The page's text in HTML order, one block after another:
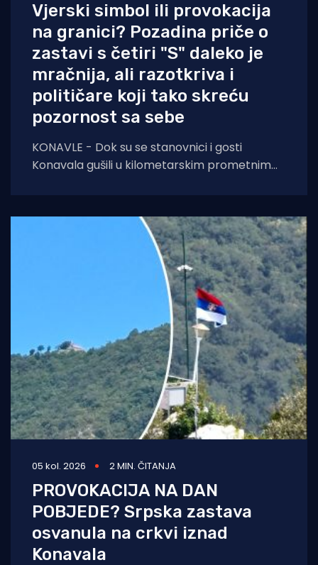
Vjerski simbol ili provokacija
na granici? Pozadina priče o
zastavi s četiri "S" daleko je
mračnija, ali razotkriva i
političare koji tako skreću
pozornost sa sebe
KONAVLE - Dok su se stanovnici i gosti
Konavala gušili u kilometarskim prometnim
05 kol. 2026 2 MIN. ČITANJA
PROVOKACIJA NA DAN
POBJEDE? Srpska zastava
osvanula na crkvi iznad
Konavala